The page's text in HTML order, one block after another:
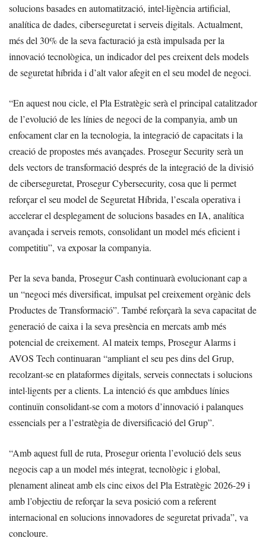
solucions basades en automatització, intel·ligència artificial,
analítica de dades, ciberseguretat i serveis digitals. Actualment,
més del 30% de la seva facturació ja està impulsada per la
innovació tecnològica, un indicador del pes creixent dels models
de seguretat híbrida i d’alt valor afegit en el seu model de negoci.
“En aquest nou cicle, el Pla Estratègic serà el principal catalitzador
de l’evolució de les línies de negoci de la companyia, amb un
enfocament clar en la tecnologia, la integració de capacitats i la
creació de propostes més avançades. Prosegur Security serà un
dels vectors de transformació després de la integració de la divisió
de ciberseguretat, Prosegur Cybersecurity, cosa que li permet
reforçar el seu model de Seguretat Híbrida, l’escala operativa i
accelerar el desplegament de solucions basades en IA, analítica
avançada i serveis remots, consolidant un model més eficient i
competitiu”, va exposar la companyia.
Per la seva banda, Prosegur Cash continuarà evolucionant cap a
un “negoci més diversificat, impulsat pel creixement orgànic dels
Productes de Transformació”. També reforçarà la seva capacitat de
generació de caixa i la seva presència en mercats amb més
potencial de creixement. Al mateix temps, Prosegur Alarms i
AVOS Tech continuaran “ampliant el seu pes dins del Grup,
recolzant-se en plataformes digitals, serveis connectats i solucions
intel·ligents per a clients. La intenció és que ambdues línies
continuïn consolidant-se com a motors d’innovació i palanques
essencials per a l’estratègia de diversificació del Grup”.
“Amb aquest full de ruta, Prosegur orienta l’evolució dels seus
negocis cap a un model més integrat, tecnològic i global,
plenament alineat amb els cinc eixos del Pla Estratègic 2026-29 i
amb l’objectiu de reforçar la seva posició com a referent
internacional en solucions innovadores de seguretat privada”, va
concloure.